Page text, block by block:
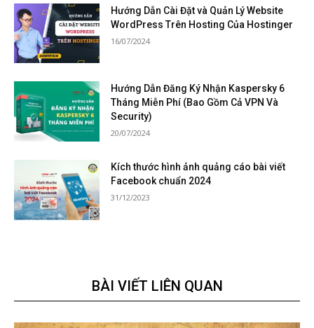
Hướng Dẫn Cài Đặt và Quản Lý Website
WordPress Trên Hosting Của Hostinger
16/07/2024
Hướng Dẫn Đăng Ký Nhận Kaspersky 6
Tháng Miễn Phí (Bao Gồm Cả VPN Và
Security)
20/07/2024
Kích thước hình ảnh quảng cáo bài viết
Facebook chuẩn 2024
31/12/2023
BÀI VIẾT LIÊN QUAN